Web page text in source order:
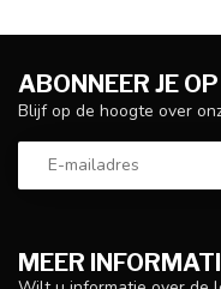
MEER
ABONNEER JE
Blijf op de hoogte over